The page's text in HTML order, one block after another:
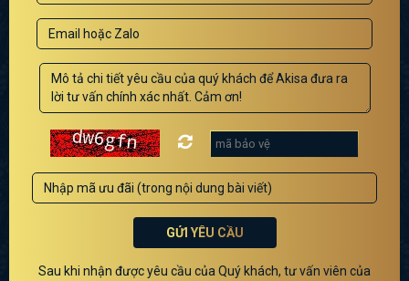
GỬI YÊU CẦU
Sau khi nhận được yêu cầu của Quý khách, tư vấn viên của